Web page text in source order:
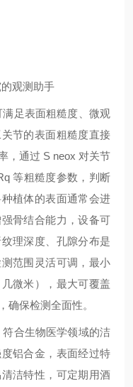
足表面粗糙度、微观
节的表面粗糙度直接
，通过 S neox 对关节
等粗糙度参数，判断
植体的表面通常会进
骨结合能力，设备可
理深度、孔隙分布是
范围灵活可调，最小
微米），最大可覆盖
确保检测全面性。
合生物医学领域的洁
铝合金，表面经过特
洁特性，可定期用酒